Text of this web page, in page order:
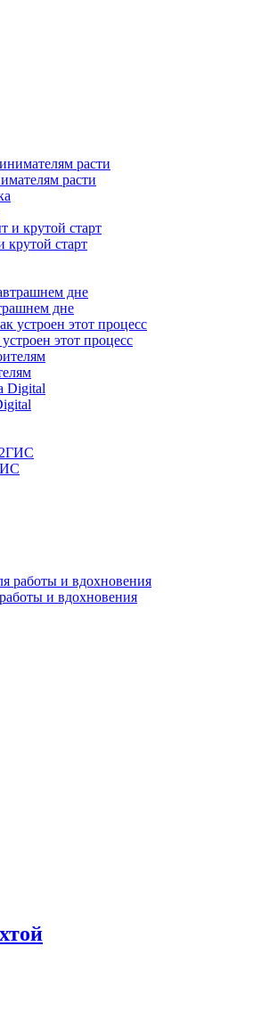
расти
старт
дне
этот процесс
и вдохновения